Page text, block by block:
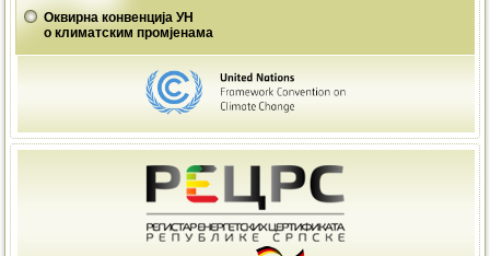
Оквирна конвенција УН
о климатским промјенама